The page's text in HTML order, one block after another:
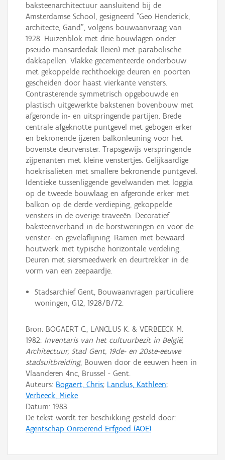
baksteenarchitectuur aansluitend bij de
Amsterdamse School, gesigneerd "Geo Henderick,
architecte, Gand", volgens bouwaanvraag van
1928. Huizenblok met drie bouwlagen onder
pseudo-mansardedak (leien) met parabolische
dakkapellen. Vlakke gecementeerde onderbouw
met gekoppelde rechthoekige deuren en poorten
gescheiden door haast vierkante vensters.
Contrasterende symmetrisch opgebouwde en
plastisch uitgewerkte bakstenen bovenbouw met
afgeronde in- en uitspringende partijen. Brede
centrale afgeknotte puntgevel met gebogen erker
en bekronende ijzeren balkonleuning voor het
bovenste deurvenster. Trapsgewijs verspringende
zijpenanten met kleine venstertjes. Gelijkaardige
hoekrisalieten met smallere bekronende puntgevel.
Identieke tussenliggende gevelwanden met loggia
op de tweede bouwlaag en afgeronde erker met
balkon op de derde verdieping, gekoppelde
vensters in de overige traveeën. Decoratief
baksteenverband in de borstweringen en voor de
venster- en gevelaflijning. Ramen met bewaard
houtwerk met typische horizontale verdeling.
Deuren met siersmeedwerk en deurtrekker in de
vorm van een zeepaardje.
Stadsarchief Gent, Bouwaanvragen particuliere
woningen, G12, 1928/B/72.
Bron: BOGAERT C., LANCLUS K. & VERBEECK M.
1982: Inventaris van het cultuurbezit in België,
Architectuur, Stad Gent, 19de- en 20ste-eeuwe
stadsuitbreiding, Bouwen door de eeuwen heen in
Vlaanderen 4nc, Brussel - Gent.
Auteurs: Bogaert, Chris; Lanclus, Kathleen;
Verbeeck, Mieke
Datum: 1983
De tekst wordt ter beschikking gesteld door:
Agentschap Onroerend Erfgoed (AOE)